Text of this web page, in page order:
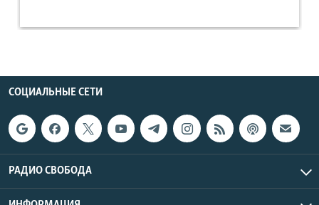
СОЦИАЛЬНЫЕ СЕТИ
РАДИО СВОБОДА